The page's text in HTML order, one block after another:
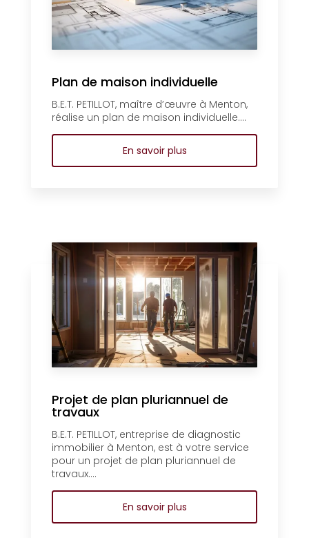
Plan de maison individuelle
B.E.T. PETILLOT, maître d’œuvre à Menton,
réalise un plan de maison individuelle....
En savoir plus
Projet de plan pluriannuel de
travaux
B.E.T. PETILLOT, entreprise de diagnostic
immobilier à Menton, est à votre service
pour un projet de plan pluriannuel de
travaux....
En savoir plus